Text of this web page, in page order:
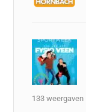
133 weergaven